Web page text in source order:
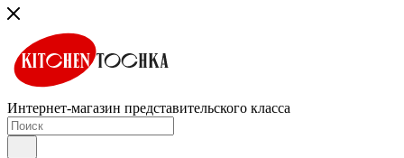
Интернет-магазин представительского класса